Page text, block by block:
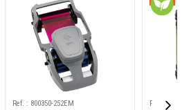
Ref. : 800350-252EM Ref. :